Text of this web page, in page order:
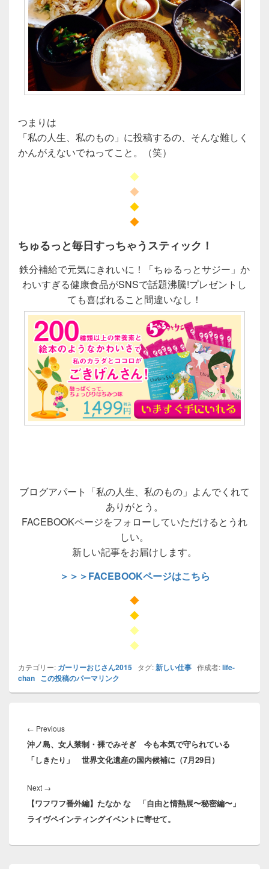
つまりは
「私の人生、私のもの」に投稿するの、そんな難しく
かんがえないでねってこと。（笑）
◆
◆
◆
◆
ちゅるっと毎日すっちゃうスティック！
鉄分補給で元気にきれいに！「ちゅるっとサジー」か
わいすぎる健康食品がSNSで話題沸騰!プレゼントし
ても喜ばれること間違いなし！
ブログアパート「私の人生、私のもの」よんでくれて
ありがとう。
FACEBOOKページをフォローしていただけるとうれ
しい。
新しい記事をお届けします。
＞＞＞FACEBOOKページはこちら
◆
◆
◆
◆
カテゴリー: ガーリーおじさん2015 タグ:新しい仕事 作成者:life-
chan この投稿のパーマリンク
稿
ナ
ビ
シ
ョ
ン
← PreviousPrevious
post:
沖ノ島、女人禁制・裸でみそぎ 今も本気で守られている
「しきたり」 世界文化遺産の国内候補に（7月29日）
Next →
post:
【ワフワフ番外編】たなか なゝ「自由と情熱展〜秘密編〜」
ライヴペインティングイベントに寄せて。